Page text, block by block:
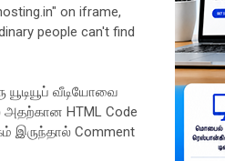
on iframe,
people can't find
வீடியோவை
அதற்கான HTML Code
இருந்தால் Comment